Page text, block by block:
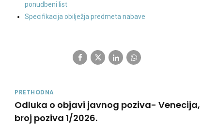
ponudbeni list
Specifikacija obilježja predmeta nabave
PRETHODNA
Odluka o objavi javnog poziva- Venecija,
broj poziva 1/2026.